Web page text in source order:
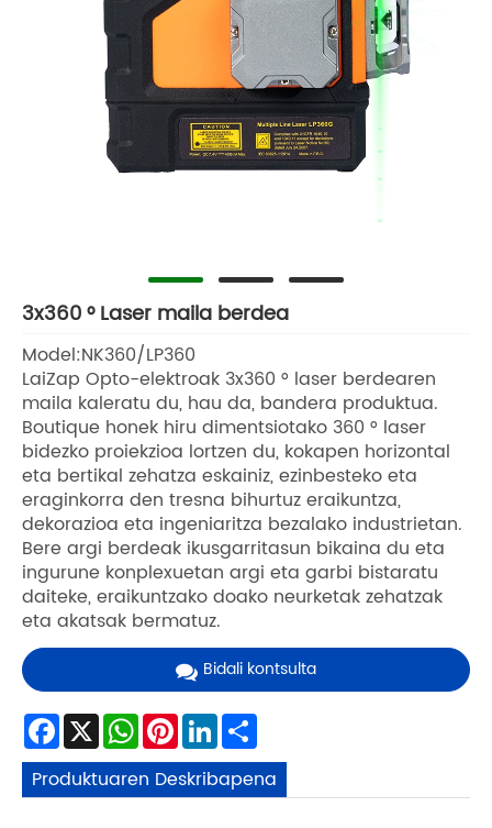
3x360 ° Laser maila berdea
Model:NK360/LP360
LaiZap Opto-elektroak 3x360 ° laser berdearen
maila kaleratu du, hau da, bandera produktua.
Boutique honek hiru dimentsiotako 360 ° laser
bidezko proiekzioa lortzen du, kokapen horizontal
eta bertikal zehatza eskainiz, ezinbesteko eta
eraginkorra den tresna bihurtuz eraikuntza,
dekorazioa eta ingeniaritza bezalako industrietan.
Bere argi berdeak ikusgarritasun bikaina du eta
ingurune konplexuetan argi eta garbi bistaratu
daiteke, eraikuntzako doako neurketak zehatzak
eta akatsak bermatuz.
Bidali kontsulta
Facebook
X WhatsApp
Pinterest
LinkedIn
Produktuaren Deskribapena